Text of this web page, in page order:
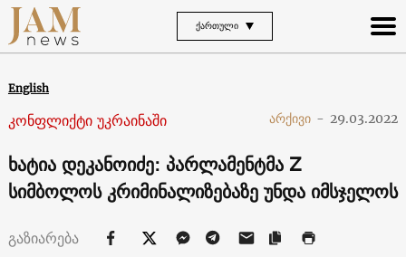
ᲥᲐᲠᲗᲣᲚᲘ
English
კონფლიქტი უკრაინაში არქივი - 29.03.2022
ხატია დეკანოიძე: პარლამენტმა Z
სიმბოლოს კრიმინალიზებაზე უნდა იმსჯელოს
გაზიარება